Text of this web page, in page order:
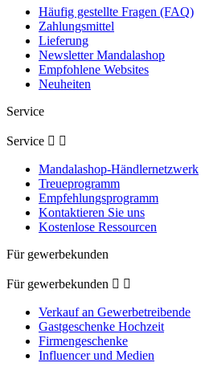
Häufig gestellte Fragen (FAQ)
Zahlungsmittel
Lieferung
Newsletter Mandalashop
Empfohlene Websites
Neuheiten
Service
Service  
Mandalashop-Händlernetzwerk
Treueprogramm
Empfehlungsprogramm
Kontaktieren Sie uns
Kostenlose Ressourcen
Für gewerbekunden
Für gewerbekunden  
Verkauf an Gewerbetreibende
Gastgeschenke Hochzeit
Firmengeschenke
Influencer und Medien